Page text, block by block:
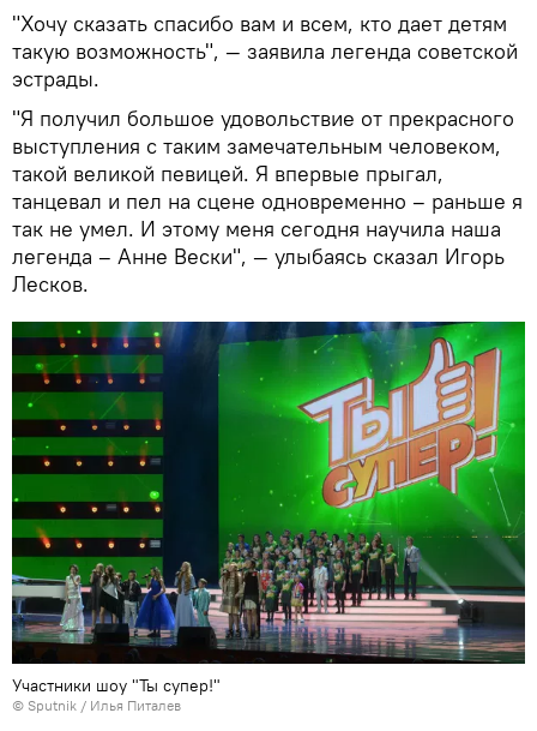
"Хочу сказать спасибо вам и всем, кто дает детям
такую возможность", — заявила легенда советской
эстрады.
"Я получил большое удовольствие от прекрасного
выступления с таким замечательным человеком,
такой великой певицей. Я впервые прыгал,
танцевал и пел на сцене одновременно – раньше я
так не умел. И этому меня сегодня научила наша
легенда – Анне Вески", — улыбаясь сказал Игорь
Лесков.
Участники шоу "Ты супер!"
© Sputnik / Илья Питалев